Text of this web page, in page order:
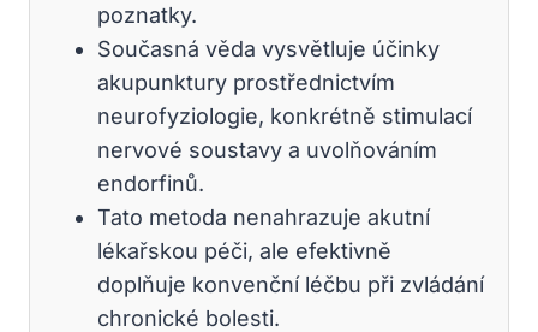
poznatky.
Současná věda vysvětluje účinky
akupunktury prostřednictvím
neurofyziologie, konkrétně stimulací
nervové soustavy a uvolňováním
endorfinů.
Tato metoda nenahrazuje akutní
lékařskou péči, ale efektivně
doplňuje konvenční léčbu při zvládání
chronické bolesti.